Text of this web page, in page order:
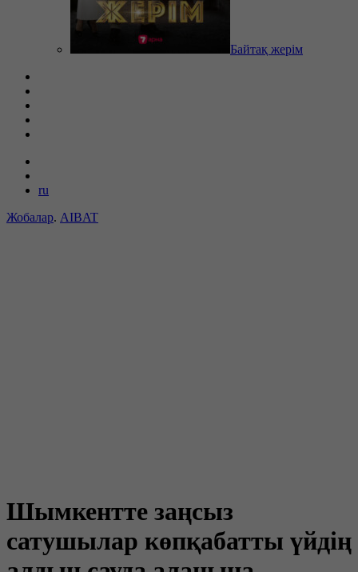
Байтақ жерім
ru
Жобалар. AIBAT
Шымкентте заңсыз
сатушылар көпқабатты үйдің